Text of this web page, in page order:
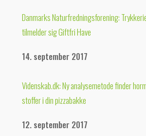
Danmarks Naturfredningsforening:
tilmelder sig Giftfri Have
14. september 2017
Videnskab.dk: Ny analysemetode finder
stoffer i din pizzabakke
12. september 2017